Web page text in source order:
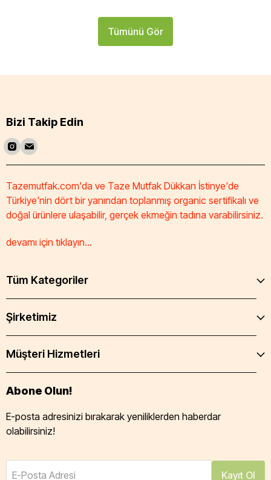
Tümünü Gör
Bizi Takip Edin
Tazemutfak.com'da ve Taze Mutfak Dükkan İstinye'de
Türkiye'nin dört bir yanından toplanmış organic sertifikalı ve
doğal ürünlere ulaşabilir, gerçek ekmeğin tadına varabilirsiniz.
devamı için tıklayın...
Tüm Kategoriler
Şirketimiz
Müşteri Hizmetleri
Abone Olun!
E-posta adresinizi bırakarak yeniliklerden haberdar
olabilirsiniz!
E-Posta Adresi Kayıt Ol